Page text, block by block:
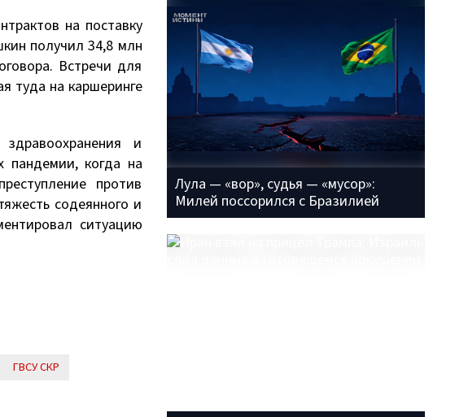
на поставку
получил 34,8 млн
Встречи для
туда на каршеринге
и
пандемии, когда на
против
содеянного и
ситуацию
ГВСУ СКР
Лула — «вор», судья — «мусор»:
Милей поссорился с Бразилией